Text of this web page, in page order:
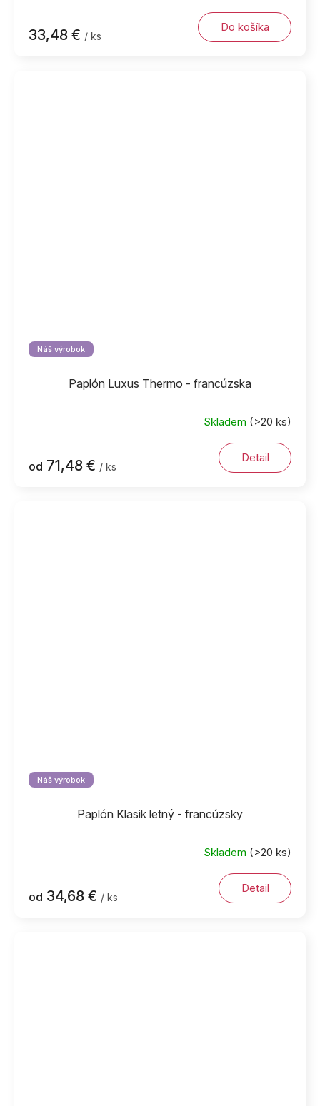
33,48 € / ks
Do košíka
Náš výrobok
Paplón Luxus Thermo - francúzska
Skladem (>20 ks)
od 71,48 € / ks
Detail
Náš výrobok
Paplón Klasik letný - francúzsky
Skladem (>20 ks)
od 34,68 € / ks
Detail